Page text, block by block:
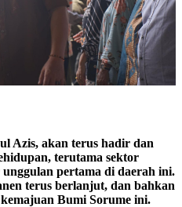
Azis, akan terus hadir dan
terutama sektor
pertama di daerah ini.
terus berlanjut, dan bahkan
Bumi Sorume ini.